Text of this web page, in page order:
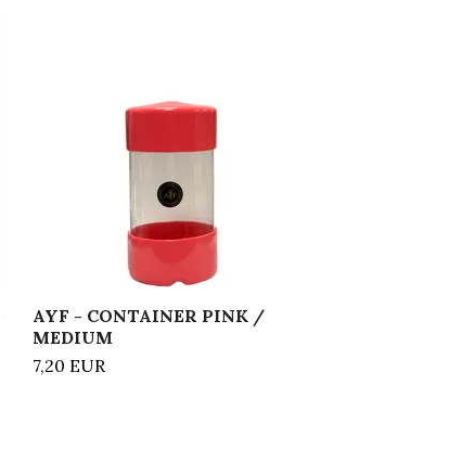
AYF - CONTAINER PINK /
MEDIUM
7,20 EUR